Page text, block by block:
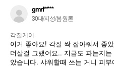
바디 & 페이스 케어를 동시에
피부 관리의 시간적 부담 해소 &
2 특허 출원된 시트, 피부 속
시트의 밀착력 & 차폐효과 – 유
gmrf*****
30대/지성/봄 웜톤
각질케어
이거 좋아요! 각질 싹 잡아줘서 좋
더살걸 그랬어요.. 지금도 파는지
았습니다. 샤워할때 쓰는 거니 피